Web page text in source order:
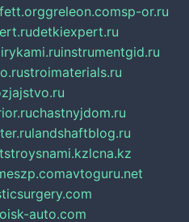
greleon.comsp-or.ru
detkiexpert.ru
instrumentgid.ru
stroimaterials.ru
chastnyjdom.ru
landshaftblog.ru
stroysnami.kzlcna.kz
avtoguru.net
auto.com